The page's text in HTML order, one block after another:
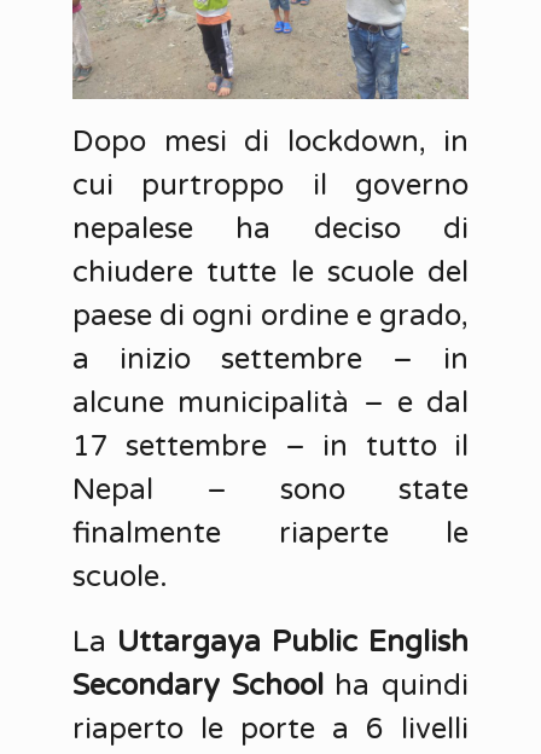
Dopo mesi di lockdown, in
cui purtroppo il governo
nepalese ha deciso di
chiudere tutte le scuole del
paese di ogni ordine e grado,
a inizio settembre – in
alcune municipalità – e dal
17 settembre – in tutto il
Nepal – sono state
finalmente riaperte le
scuole.
La Uttargaya Public English
Secondary Schoolha quindi
riaperto le porte a 6 livelli